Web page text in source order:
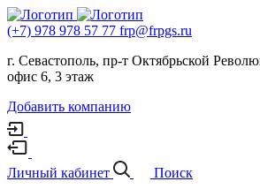
(+7) 978 978 57 77 frp@frpgs.ru
г. Севастополь, пр-т Октябрьской
офис 6, 3 этаж
Добавить компанию
Личный кабинет
Поиск